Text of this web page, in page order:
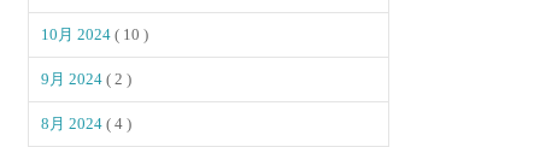
10月 2024( 10 )
9月 2024( 2 )
8月 2024( 4 )